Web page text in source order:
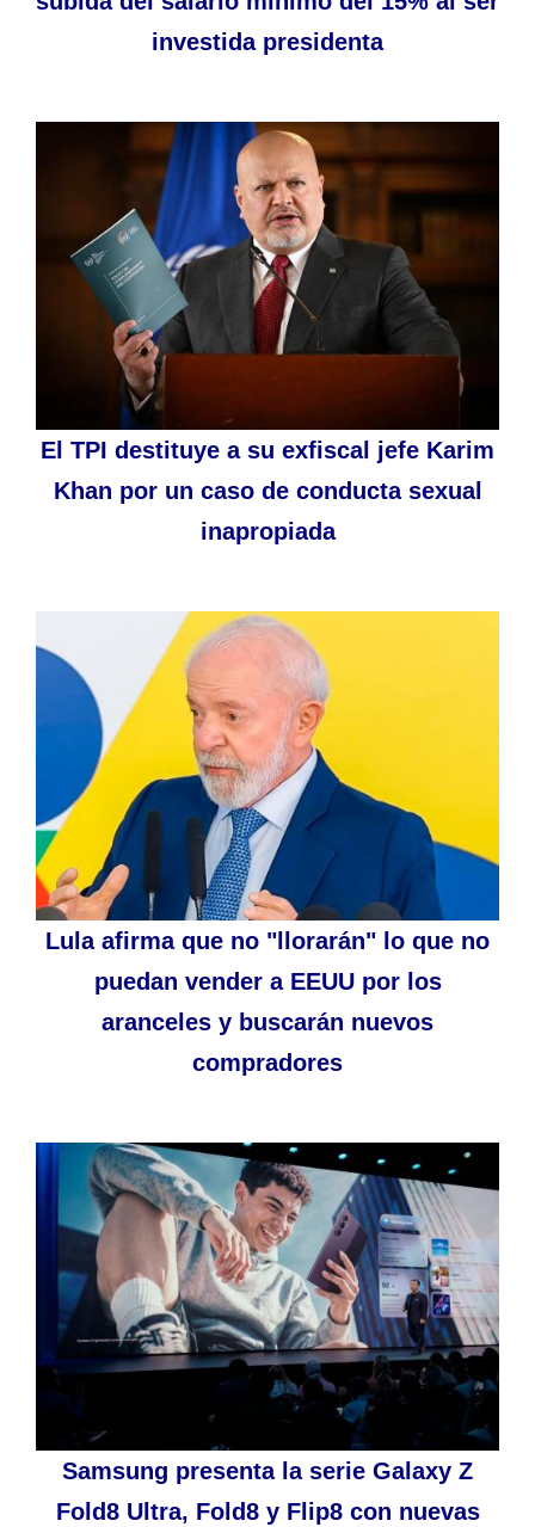
investida presidenta
El TPI destituye a su exfiscal jefe Karim
Khan por un caso de conducta sexual
inapropiada
Lula afirma que no "llorarán" lo que no
puedan vender a EEUU por los
aranceles y buscarán nuevos
compradores
Samsung presenta la serie Galaxy Z
Fold8 Ultra, Fold8 y Flip8 con nuevas